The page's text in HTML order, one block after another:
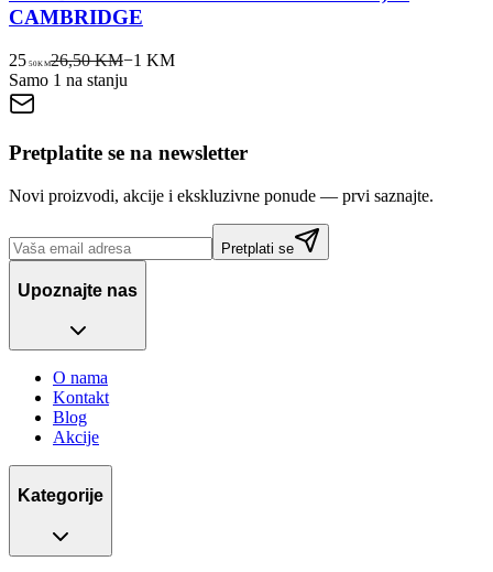
CAMBRIDGE
25 50KM26,50 KM−1 KM
Samo 1 na stanju
Pretplatite se na newsletter
Novi proizvodi, akcije i ekskluzivne ponude — prvi saznajte.
Pretplati se
Upoznajte nas
O nama
Kontakt
Blog
Akcije
Kategorije